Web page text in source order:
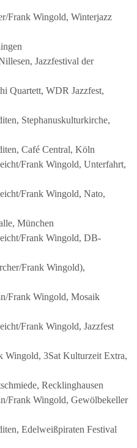
Frank Wingold, Winterjazz
Jazzfestival der
Quartett, WDR Jazzfest,
Stephanuskulturkirche,
Café Central, Köln
Frank Wingold, Unterfahrt,
Frank Wingold, Nato,
München
Frank Wingold, DB-
Frank Wingold),
Frank Wingold, Mosaik
Frank Wingold, Jazzfest
Wingold, 3Sat Kulturzeit Extra,
Recklinghausen
Frank Wingold, Gewölbekeller
Edelweißpiraten Festival